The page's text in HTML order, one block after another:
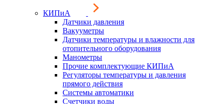
КИПиА
Датчики давления
Вакууметры
Датчики температуры и влажности для
отопительного оборудования
Манометры
Прочие комплектующие КИПиА
Регуляторы температуры и давления
прямого действия
Системы автоматики
Счетчики воды